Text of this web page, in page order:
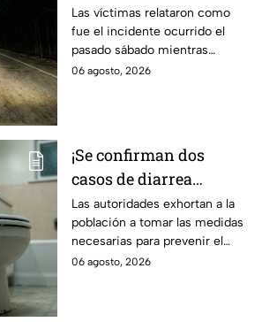
exceso de velocidad!
Peregrinos de Nuevo
Laredo relatan cómo
fueron asaltados en
Las víctimas relataron como
fue el incidente ocurrido el
pasado sábado mientras
regresaban de la Ciudad de
06 agosto, 2026
¡Se confirman dos
casos de diarrea
3xplosiva en el Bajío!
Estas son las medidas
para evitar el contagio
Las autoridades exhortan a la
población a tomar las medidas
necesarias para prevenir el
contagio.
06 agosto, 2026